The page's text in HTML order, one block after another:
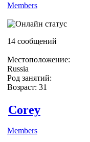
Members
14 сообщений
Местоположение:
Russia
Род занятий:
Возраст: 31
Corey
Members